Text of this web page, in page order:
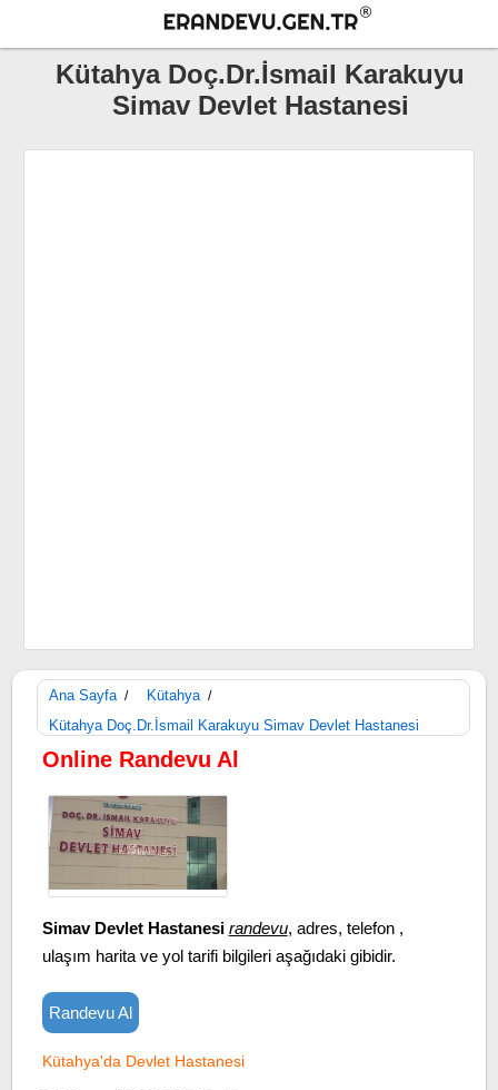
Kütahya Doç.Dr.İsmail Karakuyu
Simav Devlet Hastanesi
Ana Sayfa / Kütahya /
Kütahya Doç.Dr.İsmail Karakuyu Simav Devlet Hastanesi
Online Randevu Al
Simav Devlet Hastanesi randevu, adres, telefon ,
ulaşım harita ve yol tarifi bilgileri aşağıdaki gibidir.
Randevu Al
Kütahya'da Devlet Hastanesi